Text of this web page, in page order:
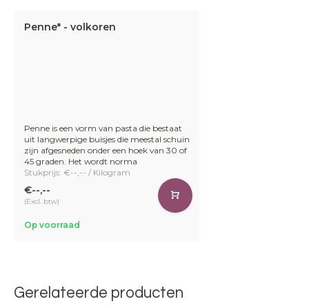
Penne* - volkoren
Penne is een vorm van pasta die bestaat
uit langwerpige buisjes die meestal schuin
zijn afgesneden onder een hoek van 30 of
45 graden. Het wordt norma
Stukprijs: €--,-- / Kilogram
€--,--
(Excl. btw)
Op voorraad
Gerelateerde producten